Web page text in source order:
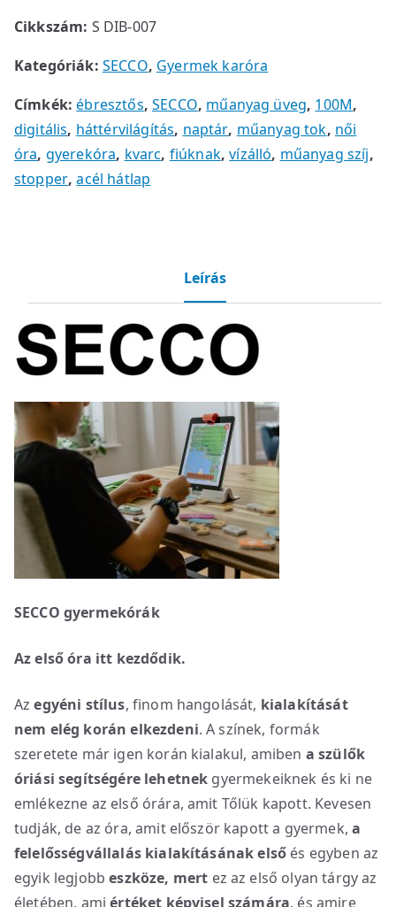
Cikkszám: S DIB-007
Kategóriák: SECCO, Gyermek karóra
Címkék:ébresztős,SECCO, műanyag üveg, 100M,
digitális, háttérvilágítás, naptár, műanyag tok, női
óra, gyerekóra, kvarc, fiúknak,vízálló, műanyag szíj,
stopper,acél hátlap
Leírás
SECCO gyermekórák
Az első óra itt kezdődik.
Azegyéni stílus, finom hangolását, kialakítását
nem elég korán elkezdeni. A színek, formák
szeretete már igen korán kialakul, amiben a szülők
óriási segítségére lehetnek gyermekeiknek és ki ne
emlékezne az első órára, amit Tőlük kapott. Kevesen
tudják, de az óra, amit először kapott a gyermek,a
felelősségvállalás kialakításának első és egyben az
egyik legjobbeszköze, mert ez az első olyan tárgy az
életében, amiértéket képvisel számára, és amire